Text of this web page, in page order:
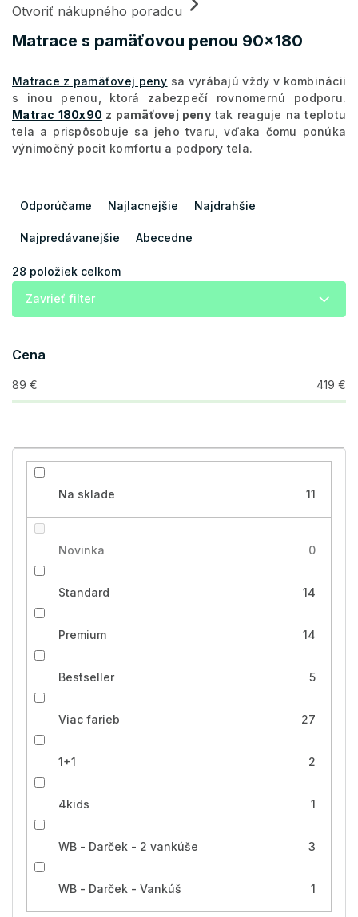
Matrace s pamäťovou penou 90x180
Otvoriť nákupného poradcu
Matrace z pamäťovej peny sa vyrábajú vždy v kombinácii
s inou penou, ktorá zabezpečí rovnomernú podporu.
Matrac 180x90 z pamäťovej penytak reaguje na teplotu
tela a prispôsobuje sa jeho tvaru, vďaka čomu ponúka
výnimočný pocit komfortu a podpory tela.
i
d
u
k
o
v
Odporúčame Najlacnejšie Najdrahšie
Najpredávanejšie Abecedne
28 položiek celkom
Zavrieť filter
Cena
89 € 419 €
Na sklade 11
Novinka 0
Standard 14
Premium 14
Bestseller 5
Viac farieb 27
1+1 2
4kids 1
WB - Darček - 2 vankúše 3
WB - Darček - Vankúš 1